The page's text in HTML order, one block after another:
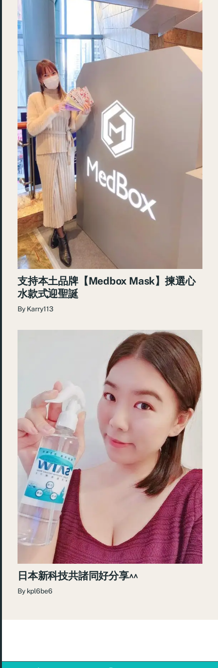
支持本土品牌【Medbox Mask】揀選心
水款式迎聖誕
By Karry113
日本新科技共諸同好分享^^
By kpl6be6